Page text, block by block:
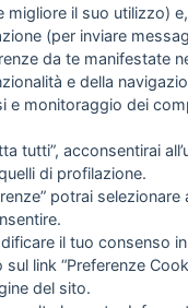
NOTIZIE
CONTATTI
AGLI ACQUISTI
DI ACQUISTO
PAGAMENTI
DIRITTO DI RECESSO
SPEDIZIONI E COSTI
GESTIONE RESI
NEWSLETTER
migliore il suo utilizzo)
(per inviare
da te manifestate
e della
e monitoraggio dei
tutti”, acconsentirai
di profilazione.
potrai selezionare
il tuo consenso
link “Preferenze
del sito.